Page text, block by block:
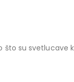
su svetlucave